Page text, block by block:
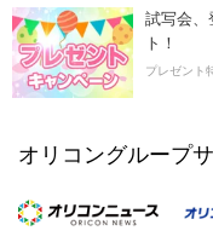
試写会、
ト！
プレゼント
オリコングループ